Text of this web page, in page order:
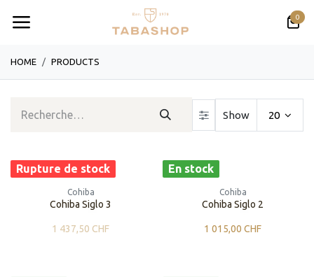
0
HOME PRODUCTS
Show 20
Rupture de stock
Cohiba
Cohiba Siglo 3
1 437,50 CHF
En stock
Cohiba
Cohiba Siglo 2
1 015,00 CHF